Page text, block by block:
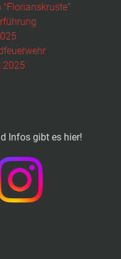
"Florianskruste"
2025
Infos gibt es hier!